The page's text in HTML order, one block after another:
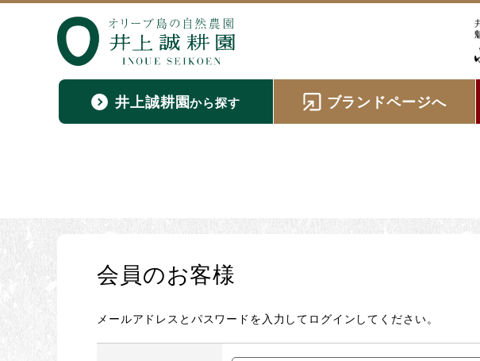
井上誠耕園から探す ブランドページへ
会員のお客様
メールアドレスとパスワードを入力してログインしてください。